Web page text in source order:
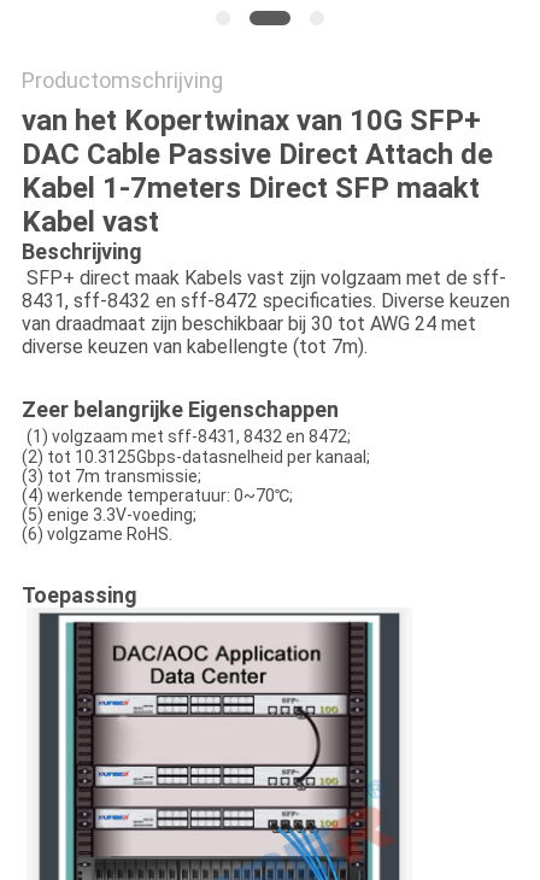
Productomschrijving
van het Kopertwinax van 10G SFP+
DAC Cable Passive Direct Attach de
Kabel 1-7meters Direct SFP maakt
Kabel vast
Beschrijving
SFP+ direct maak Kabels vast zijn volgzaam met de sff-
8431, sff-8432 en sff-8472 specificaties. Diverse keuzen
van draadmaat zijn beschikbaar bij 30 tot AWG 24 met
diverse keuzen van kabellengte (tot 7m).
Zeer belangrijke Eigenschappen
(1) volgzaam met sff-8431, 8432 en 8472;
(2) tot 10.3125Gbps-datasnelheid per kanaal;
(3) tot 7m transmissie;
(4) werkende temperatuur: 0~70℃;
(5) enige 3.3V-voeding;
(6) volgzame RoHS.
Toepassing